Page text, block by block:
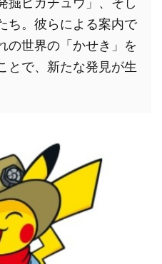
ち。彼らによる案内で
の世界の「かせき」を
とで、新たな発見が生